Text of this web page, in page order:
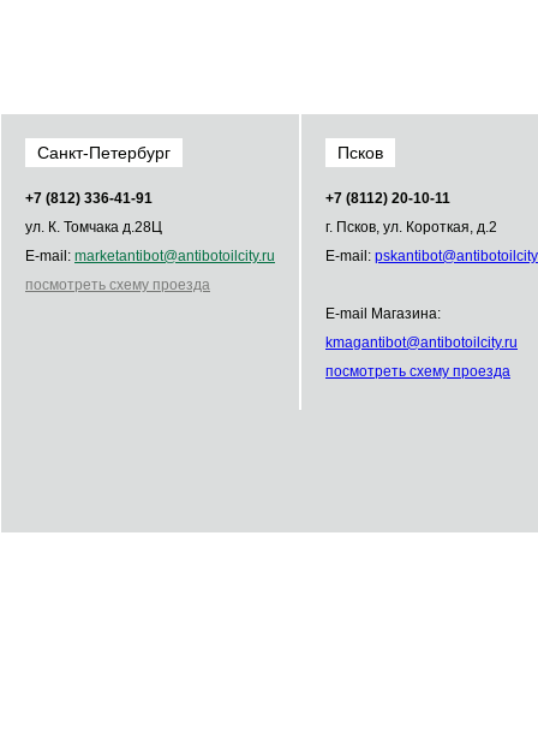
Санкт-Петербург
+7 (812) 336­-41­-91
ул. К. Томчака д.28Ц
E-mail: marketantibot@antibotoilcity.ru
посмотреть схему проезда
Псков
+7 (8112) 20-10-11
г. Псков, ул. Короткая, д.2
E-mail: pskantibot@antibot
E-mail Магазина:
kmagantibot@antibotoilcity.ru
посмотреть схему проезда